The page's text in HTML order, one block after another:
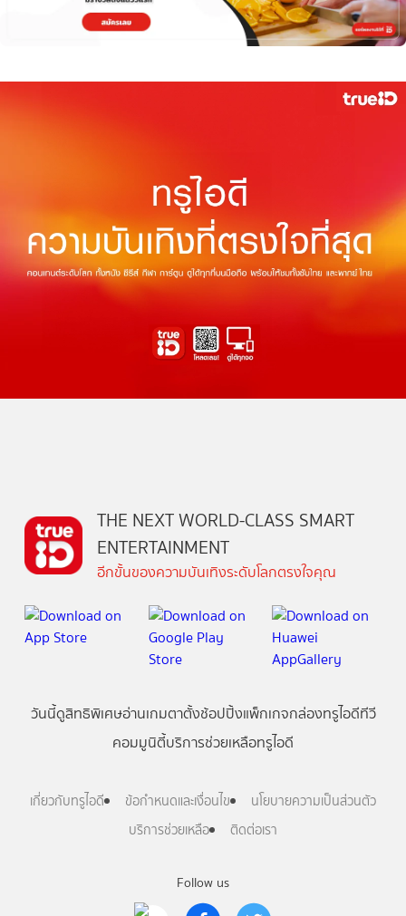
Follow us
THE NEXT WORLD-CLASS SMART
ENTERTAINMENT
อีกขั้นของความบันเทิงระดับโลกตรงใจคุณ
วันนี้ดูสิทธิพิเศษอ่านเกมตาตั้งช้อปปิ้งแพ็กเกจกล่องทรูไอดีทีวี
คอมมูนิตี้บริการช่วยเหลือทรูไอดี
เกี่ยวกับทรูไอดี ข้อกำหนดและเงื่อนไข
นโยบายความเป็นส่วนตัว
บริการช่วยเหลือ
ติดต่อเรา